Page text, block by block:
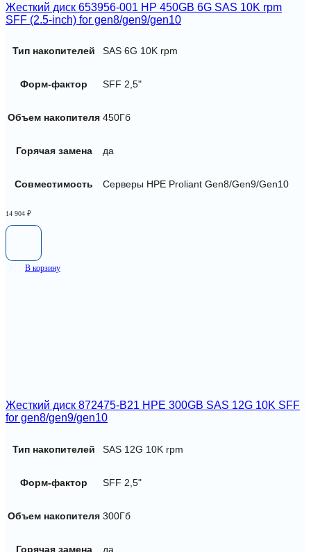
Жесткий диск 653956-001 HP 450GB 6G SAS 10K rpm
SFF (2.5-inch) for gen8/gen9/gen10
Тип накопителей SAS 6G 10K rpm
Форм-фактор SFF 2,5"
Объем накопителя 450Гб
Горячая замена да
Совместимость Серверы HPE Proliant Gen8/Gen9/Gen10
14 904 ₽
В корзину
Жесткий диск 872475-B21 HPE 300GB SAS 12G 10K SFF
for gen8/gen9/gen10
Тип накопителей SAS 12G 10K rpm
Форм-фактор SFF 2,5"
Объем накопителя 300Гб
Горячая замена да